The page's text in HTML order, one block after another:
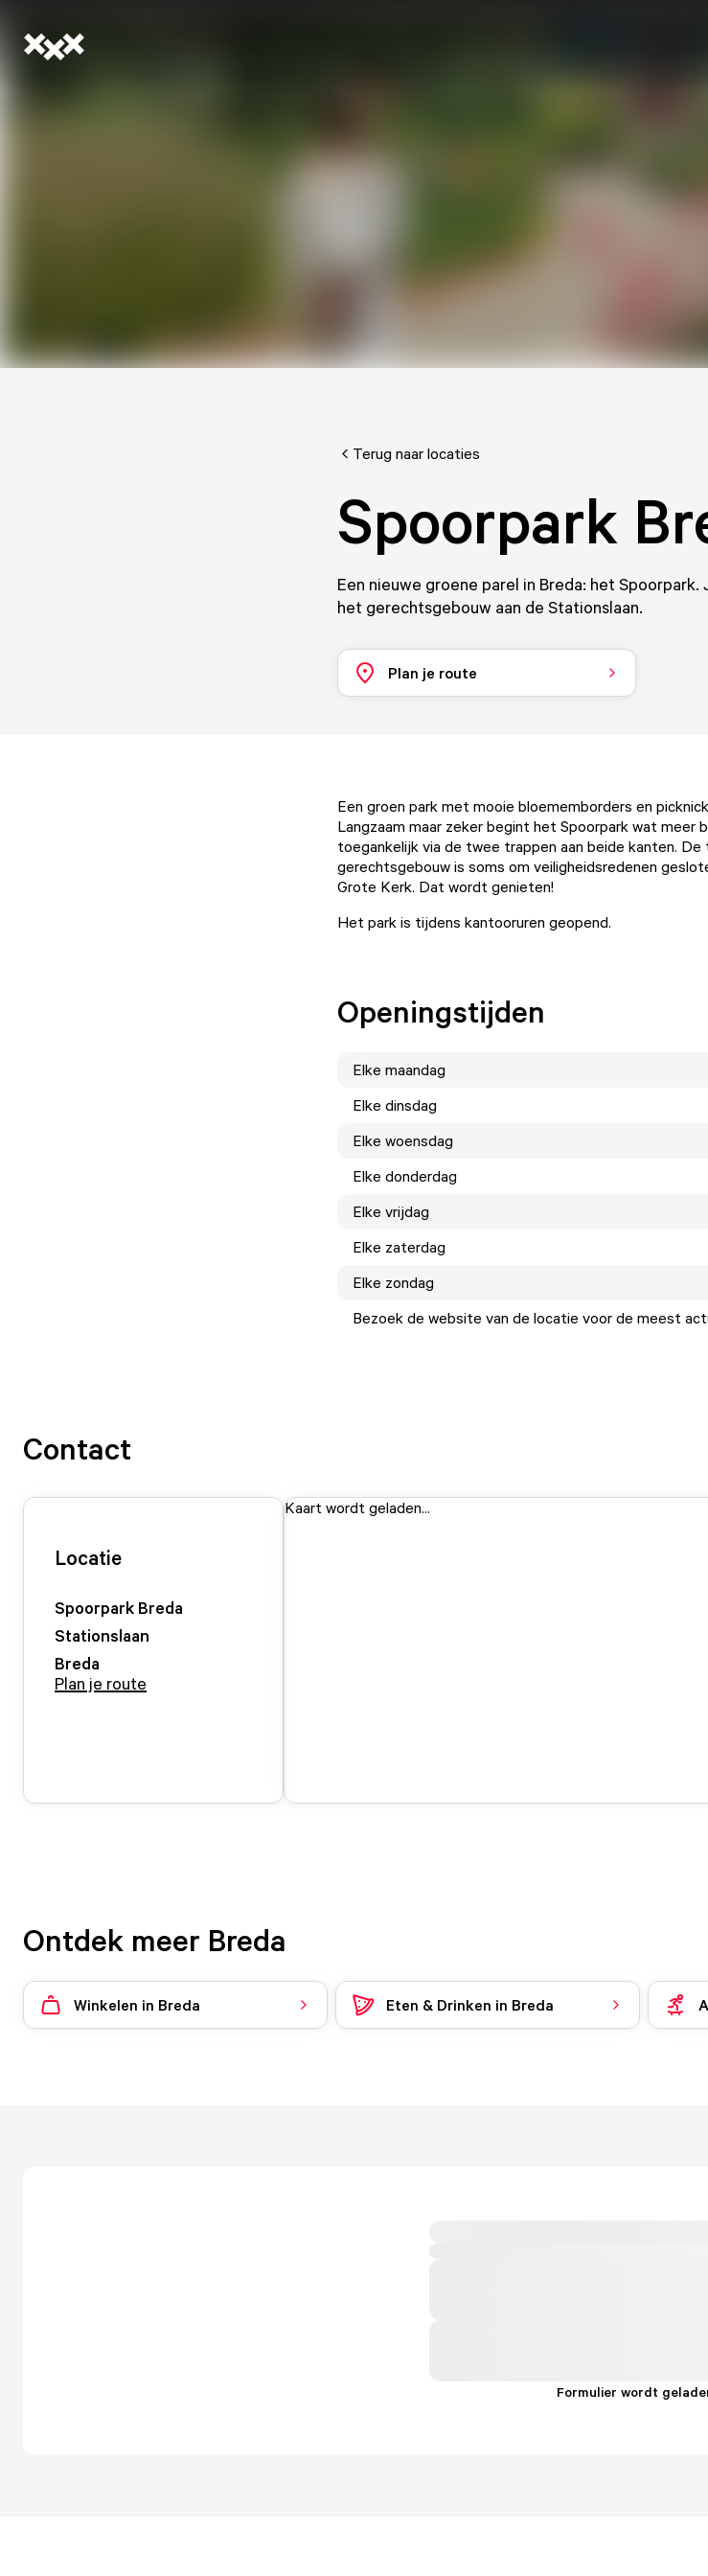
Terug naar locaties
Spoorpark
Een nieuwe groene parel in Breda: het
het gerechtsgebouw aan de Stationslaan.
Plan je route
Een groen park met mooie bloememborders en
Langzaam maar zeker begint het Spoorpark wat meer
toegankelijk via de twee trappen aan beide kanten.
gerechtsgebouw is soms om veiligheidsredenen
Grote Kerk. Dat wordt genieten!
Het park is tijdens kantooruren geopend.
Openingstijden
Elke maandag
Elke dinsdag
Elke woensdag
Elke donderdag
Elke vrijdag
Elke zaterdag
Elke zondag
Bezoek de website van de locatie voor de meest
Contact
Locatie
Spoorpark Breda
Stationslaan
Breda
Plan je route
Kaart wordt geladen...
Ontdek meer Breda
Winkelen in Breda Eten & Drinken in Breda
Formulier wordt